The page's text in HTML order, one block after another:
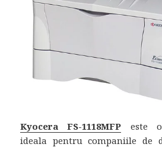
Kyocera FS-1118MFP este
ideala pentru companiile de